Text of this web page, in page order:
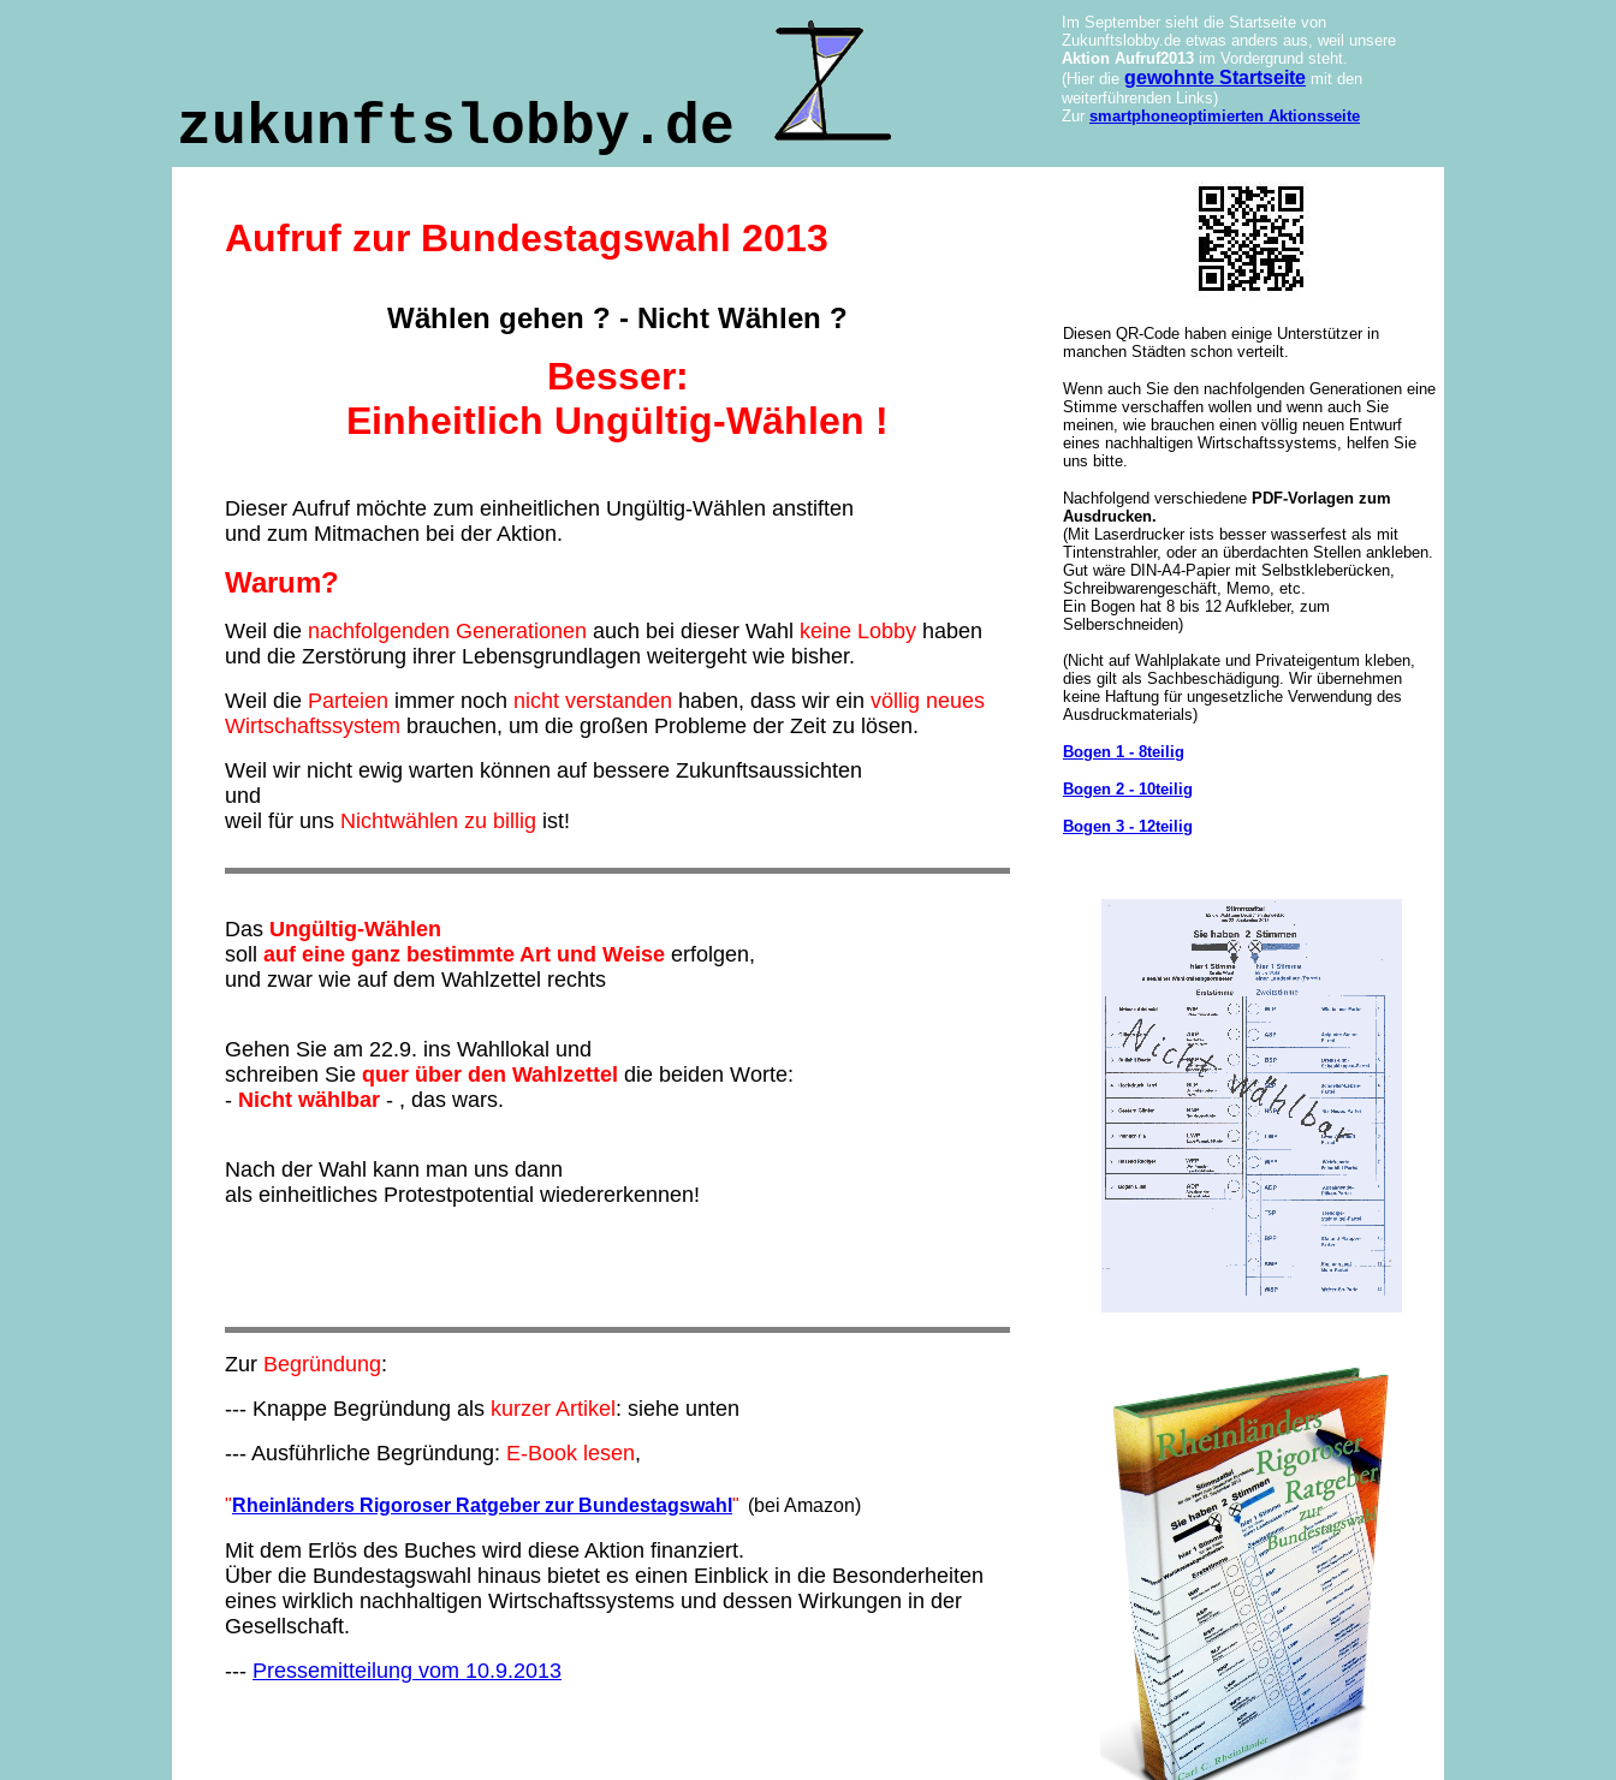
zukunftslobby.de
Im September sieht die Startseite von
Zukunftslobby.de etwas anders aus, weil unsere
Aktion Aufruf2013 im Vordergrund steht.
(Hier die gewohnte Startseite mit den
weiterführenden Links)
Zur smartphoneoptimierten Aktionsseite
Aufruf zur Bundestagswahl 2013
Wählen gehen ? - Nicht Wählen ?
Besser:
Einheitlich Ungültig-Wählen !
Dieser Aufruf möchte zum einheitlichen Ungültig-Wählen anstiften
und zum Mitmachen bei der Aktion.
Warum?
Weil die nachfolgenden Generationen auch bei dieser Wahl keine Lobby haben
und die Zerstörung ihrer Lebensgrundlagen weitergeht wie bisher.
Weil die Parteien immer noch nicht verstanden haben, dass wir ein völlig neues
Wirtschaftssystem brauchen, um die großen Probleme der Zeit zu lösen.
Weil wir nicht ewig warten können auf bessere Zukunftsaussichten
und
weil für uns Nichtwählen zu billig ist!
Diesen QR-Code haben einige Unterstützer in
manchen Städten schon verteilt.
Wenn auch Sie den nachfolgenden Generationen eine
Stimme verschaffen wollen und wenn auch Sie
meinen, wie brauchen einen völlig neuen Entwurf
eines nachhaltigen Wirtschaftssystems, helfen Sie
uns bitte.
Nachfolgend verschiedene PDF-Vorlagen zum
Ausdrucken.
(Mit Laserdrucker ists besser wasserfest als mit
Tintenstrahler, oder an überdachten Stellen ankleben.
Gut wäre DIN-A4-Papier mit Selbstkleberücken,
Schreibwarengeschäft, Memo, etc.
Ein Bogen hat 8 bis 12 Aufkleber, zum
Selberschneiden)
(Nicht auf Wahlplakate und Privateigentum kleben,
dies gilt als Sachbeschädigung. Wir übernehmen
keine Haftung für ungesetzliche Verwendung des
Ausdruckmaterials)
Bogen 1 - 8teilig
Bogen 2 - 10teilig
Bogen 3 - 12teilig
Das Ungültig-Wählen
soll auf eine ganz bestimmte Art und Weise erfolgen,
und zwar wie auf dem Wahlzettel rechts
Gehen Sie am 22.9. ins Wahllokal und
schreiben Sie quer über den Wahlzettel die beiden Worte:
- Nicht wählbar - , das wars.
Nach der Wahl kann man uns dann
als einheitliches Protestpotential wiedererkennen!
Zur Begründung:
--- Knappe Begründung als kurzer Artikel : siehe unten
--- Ausführliche Begründung: E-Book lesen,
" Rheinländers Rigoroser Ratgeber zur Bundestagswahl " (bei Amazon)
Mit dem Erlös des Buches wird diese Aktion finanziert.
Über die Bundestagswahl hinaus bietet es einen Einblick in die Besonderheiten
eines wirklich nachhaltigen Wirtschaftssystems und dessen Wirkungen in der
Gesellschaft.
--- Pressemitteilung vom 10.9.2013